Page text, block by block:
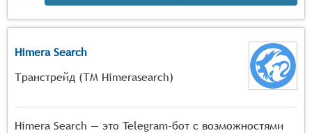
Himera Search
Транстрейд (ТМ Himerasearch)
Himera Search — это Telegram-бот с возможностями